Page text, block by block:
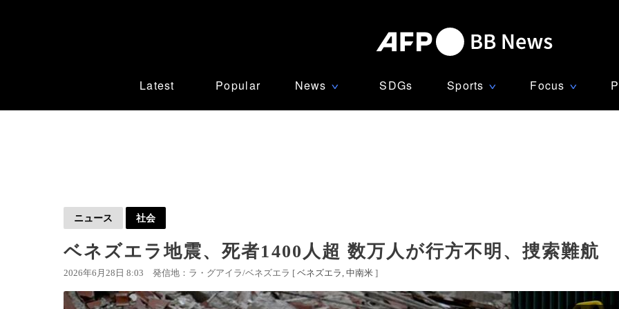
Latest Popular News ∨ SDGs Sports ∨ Focus ∨
ニュース 社会
ベネズエラ地震、死者1400人超 数万人が行方不明、捜索難航
2026年6月28日 8:03 発信地：ラ・グアイラ/ベネズエラ [ ベネズエラ 中南米 ]